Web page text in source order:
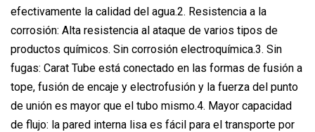
efectivamente la calidad del agua.2. Resistencia a la
corrosión: Alta resistencia al ataque de varios tipos de
productos químicos. Sin corrosión electroquímica.3. Sin
fugas: Carat Tube está conectado en las formas de fusión a
tope, fusión de encaje y electrofusión y la fuerza del punto
de unión es mayor que el tubo mismo.4. Mayor capacidad
de flujo: la pared interna lisa es fácil para el transporte por